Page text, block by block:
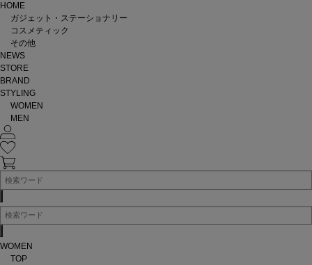
HOME
ガジェット・ステーショナリー
コスメティック
その他
NEWS
STORE
BRAND
STYLING
WOMEN
MEN
WOMEN
TOP